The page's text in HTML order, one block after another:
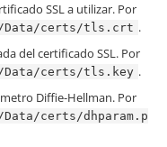
SSL a utilizar. Por
Data/certs/tls.crt .
del certificado SSL. Por
Data/certs/tls.key .
Diffie-Hellman. Por
certs/dhparam.p